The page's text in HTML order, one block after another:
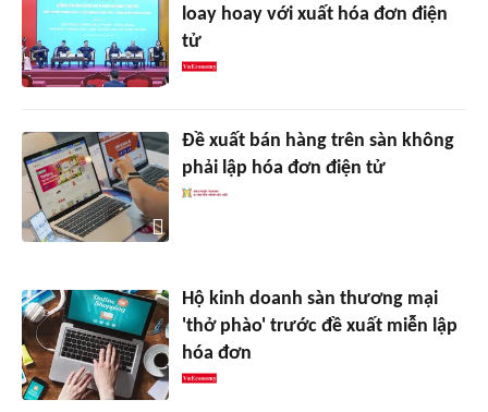
loay hoay với xuất hóa đơn điện
tử
Đề xuất bán hàng trên sàn không
phải lập hóa đơn điện tử
Hộ kinh doanh sàn thương mại
'thở phào' trước đề xuất miễn lập
hóa đơn